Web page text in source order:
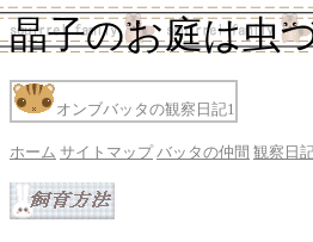
晶子のお庭は虫
オンブバッタの観察日記1
ホーム サイトマップ バッタの仲間 観察日